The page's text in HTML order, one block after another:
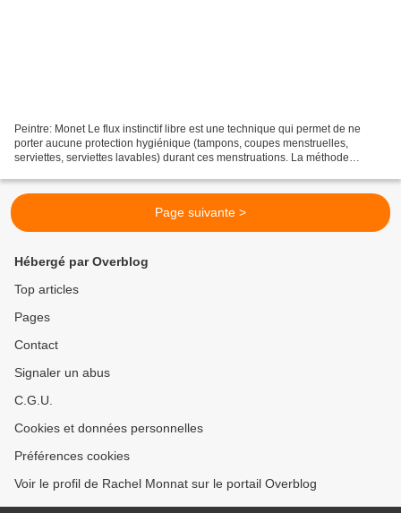
Peintre: Monet Le flux instinctif libre est une technique qui permet de ne
porter aucune protection hygiénique (tampons, coupes menstruelles,
serviettes, serviettes lavables) durant ces menstruations. La méthode
Page suivante >
Hébergé par Overblog
Top articles
Pages
Contact
Signaler un abus
C.G.U.
Cookies et données personnelles
Préférences cookies
Voir le profil de Rachel Monnat sur le portail Overblog